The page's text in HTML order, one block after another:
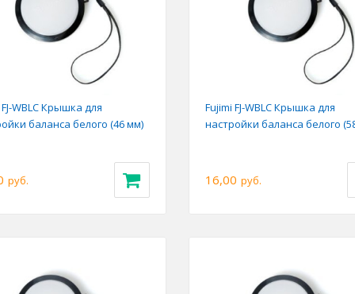
WBLC Крышка для
баланса белого (46 мм)
руб.
Fujimi FJ-WBLC Крышка для
настройки баланса белого
16,00 руб.